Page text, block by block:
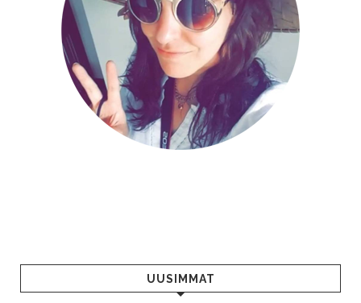
UUSIMMAT